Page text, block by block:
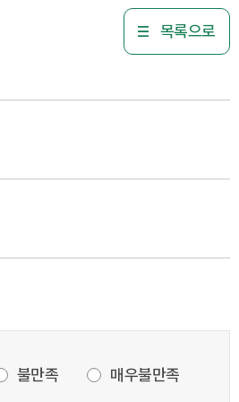
목록으로
불만족 매우불만족